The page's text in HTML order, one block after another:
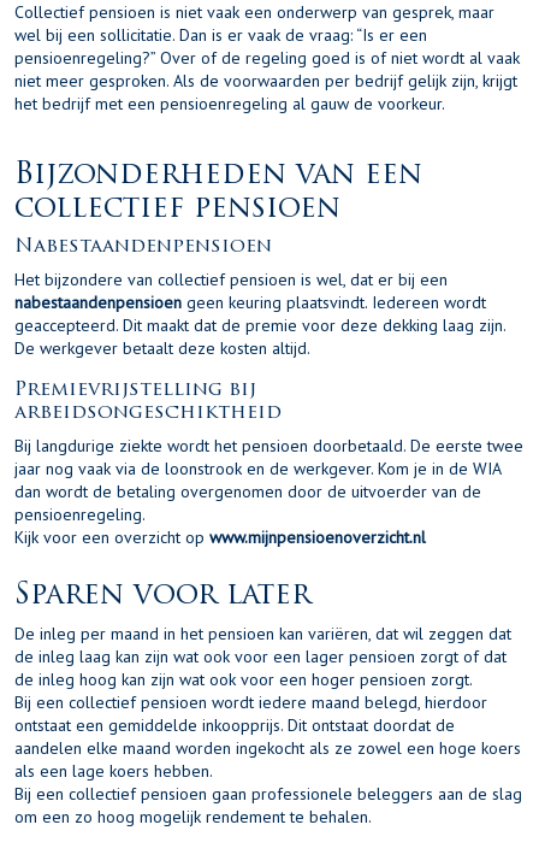
Collectief pensioen is niet vaak een onderwerp van gesprek, maar
wel bij een sollicitatie. Dan is er vaak de vraag: “Is er een
pensioenregeling?” Over of de regeling goed is of niet wordt al vaak
niet meer gesproken. Als de voorwaarden per bedrijf gelijk zijn, krijgt
het bedrijf met een pensioenregeling al gauw de voorkeur.
Bijzonderheden van een
collectief pensioen
Nabestaandenpensioen
Het bijzondere van collectief pensioen is wel, dat er bij een
nabestaandenpensioen geen keuring plaatsvindt. Iedereen wordt
geaccepteerd. Dit maakt dat de premie voor deze dekking laag zijn.
De werkgever betaalt deze kosten altijd.
Premievrijstelling bij
arbeidsongeschiktheid
Bij langdurige ziekte wordt het pensioen doorbetaald. De eerste twee
jaar nog vaak via de loonstrook en de werkgever. Kom je in de WIA
dan wordt de betaling overgenomen door de uitvoerder van de
pensioenregeling.
Kijk voor een overzicht op www.mijnpensioenoverzicht.nl
Sparen voor later
De inleg per maand in het pensioen kan variëren, dat wil zeggen dat
de inleg laag kan zijn wat ook voor een lager pensioen zorgt of dat
de inleg hoog kan zijn wat ook voor een hoger pensioen zorgt.
Bij een collectief pensioen wordt iedere maand belegd, hierdoor
ontstaat een gemiddelde inkoopprijs. Dit ontstaat doordat de
aandelen elke maand worden ingekocht als ze zowel een hoge koers
als een lage koers hebben.
Bij een collectief pensioen gaan professionele beleggers aan de slag
om een zo hoog mogelijk rendement te behalen.